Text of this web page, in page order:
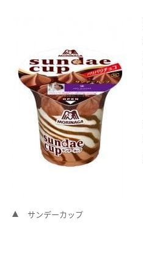
サンデーカップ